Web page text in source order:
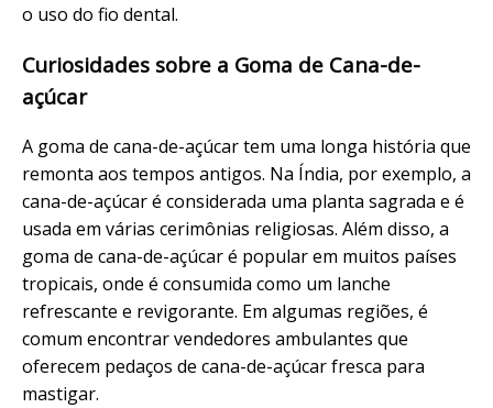
o uso do fio dental.
Curiosidades sobre a Goma de Cana-de-
açúcar
A goma de cana-de-açúcar tem uma longa história que
remonta aos tempos antigos. Na Índia, por exemplo, a
cana-de-açúcar é considerada uma planta sagrada e é
usada em várias cerimônias religiosas. Além disso, a
goma de cana-de-açúcar é popular em muitos países
tropicais, onde é consumida como um lanche
refrescante e revigorante. Em algumas regiões, é
comum encontrar vendedores ambulantes que
oferecem pedaços de cana-de-açúcar fresca para
mastigar.